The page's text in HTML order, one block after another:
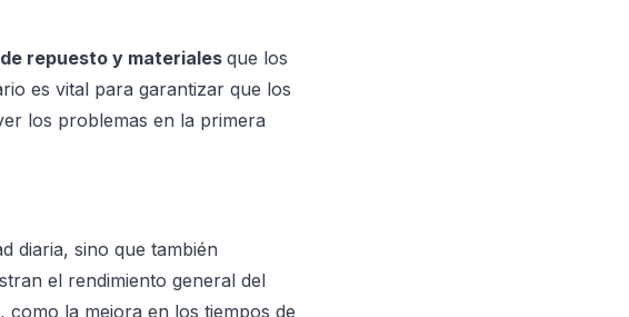
repuesto y materiales que los
es vital para garantizar que los
los problemas en la primera
diaria, sino que también
el rendimiento general del
, como la mejora en los tiempos de